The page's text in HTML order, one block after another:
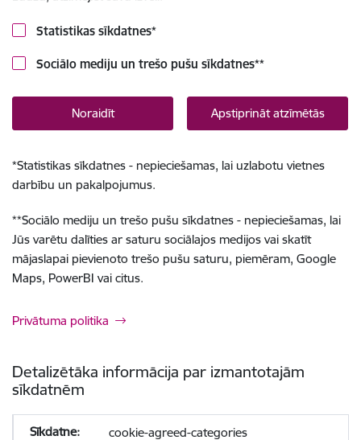
Statistikas sīkdatnes*
Sociālo mediju un trešo pušu sīkdatnes**
Noraidīt Apstiprināt atzīmētās
*Statistikas sīkdatnes - nepieciešamas, lai uzlabotu vietnes
darbību un pakalpojumus.
**Sociālo mediju un trešo pušu sīkdatnes - nepieciešamas, lai
Jūs varētu dalīties ar saturu sociālajos medijos vai skatīt
mājaslapai pievienoto trešo pušu saturu, piemēram, Google
Maps, PowerBI vai citus.
Privātuma politika
Detalizētāka informācija par izmantotajām
sīkdatnēm
cookie-agreed-categories